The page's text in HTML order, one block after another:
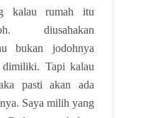
kalau rumah itu
diusahakan
bukan jodohnya
Tapi kalau
pasti akan ada
Saya milih yang